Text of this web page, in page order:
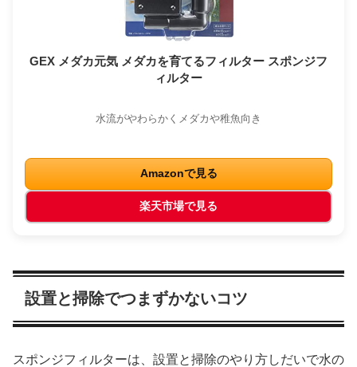
GEX メダカ元気 メダカを育てるフィルター スポンジフ
ィルター
水流がやわらかくメダカや稚魚向き
Amazonで見る
楽天市場で見る
設置と掃除でつまずかないコツ
スポンジフィルターは、設置と掃除のやり方しだいで水の